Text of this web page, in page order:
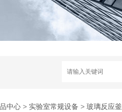
中心> 实验室常规设备 > 玻璃反应釜